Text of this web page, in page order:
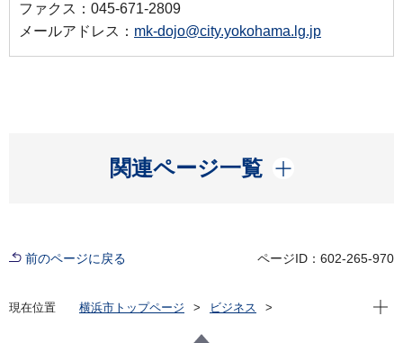
ファクス：045-671-2809
メールアドレス： mk-dojo@city.yokohama.lg.jp
関連ページ一覧
開く
前のページに戻る ページID：602-265-970
現在位置 横浜市トップページ
ビジネス
現在